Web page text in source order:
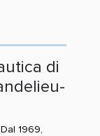
di
1969,